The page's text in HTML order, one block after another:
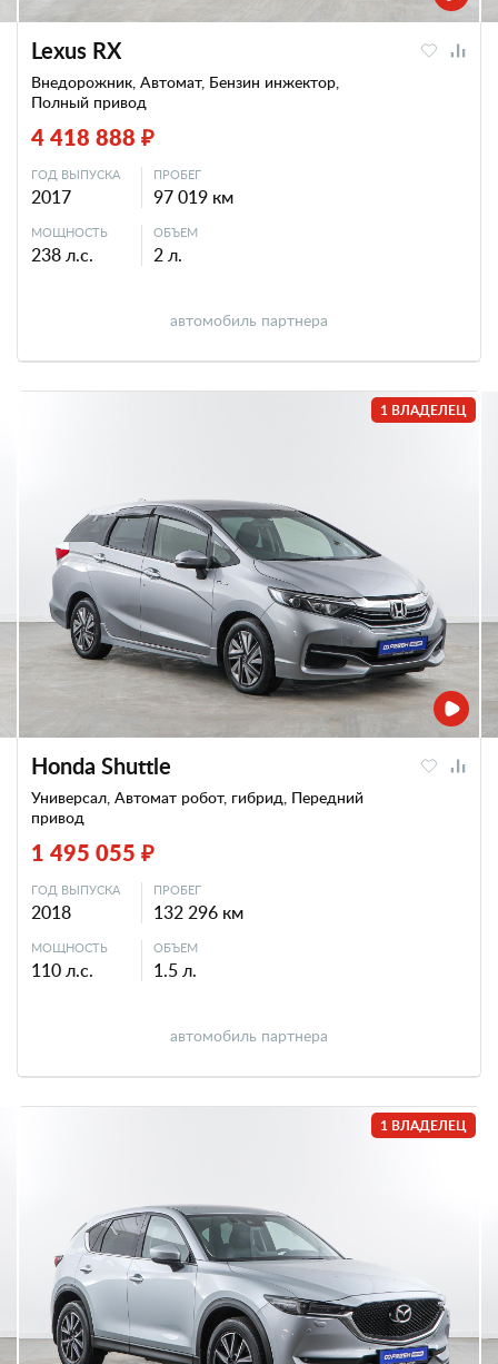
Lexus RX
Внедорожник, Автомат, Бензин инжектор,
Полный привод
4 418 888 ₽
ГОД ВЫПУСКА
2017
ПРОБЕГ
97 019 км
МОЩНОСТЬ
238 л.с.
ОБЪЕМ
2 л.
автомобиль партнера
1 ВЛАДЕЛЕЦ
Honda Shuttle
Универсал, Автомат робот, гибрид, Передний
привод
1 495 055 ₽
ГОД ВЫПУСКА
2018
ПРОБЕГ
132 296 км
МОЩНОСТЬ
110 л.с.
ОБЪЕМ
1.5 л.
автомобиль партнера
1 ВЛАДЕЛЕЦ